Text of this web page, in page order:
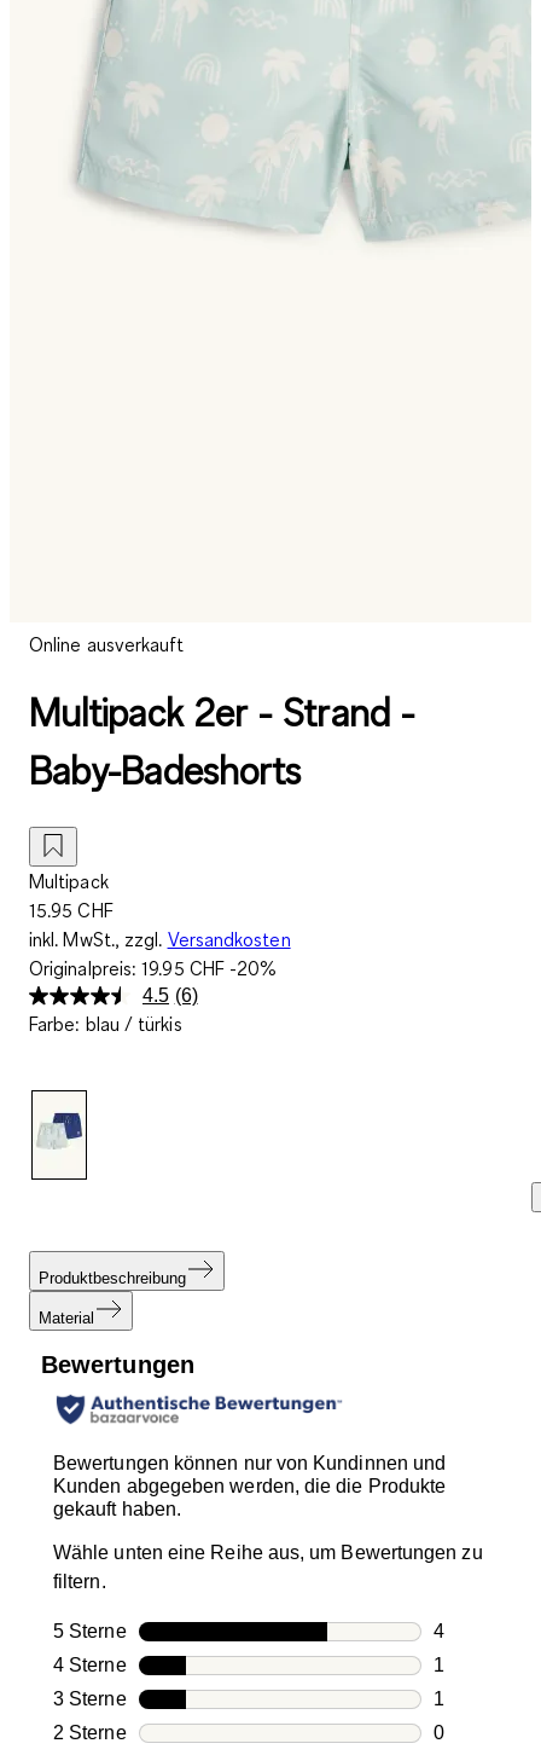
Online ausverkauft
Multipack 2er - Strand -
Baby-Badeshorts
Multipack
15.95 CHF
inkl. MwSt., zzgl. Versandkosten
Originalpreis:19.95 CHF-20%
4.5 6
Bewertungen
(6)
Farbe: blau / türkis
Produktbeschreibung
Material
Bewertungen
Bewertungen können nur von Kundinnen und
Kunden abgegeben werden, die die Produkte
gekauft haben.
Wähle unten eine Reihe aus, um Bewertungen zu
filtern.
5 SterneSterne
4
4
4 SterneSterne
1
1
3 SterneSterne
1
1
2 SterneSterne
0